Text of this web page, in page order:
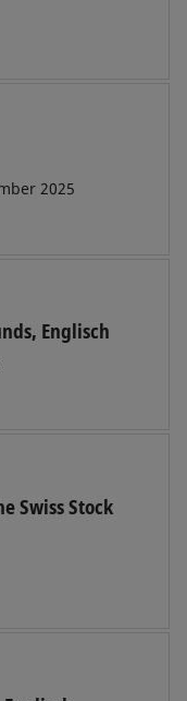
2025
Englisch
Swiss Stock